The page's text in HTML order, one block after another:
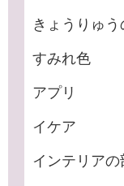
きょうりゅう
すみれ色
アプリ
イケア
インテリアの